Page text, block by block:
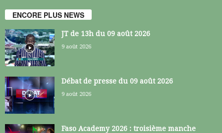
ENCORE PLUS NEWS
JT de 13h du 09 août 2026
9 août 2026
Débat de presse du 09 août 2026
9 août 2026
Faso Academy 2026 : troisième manche